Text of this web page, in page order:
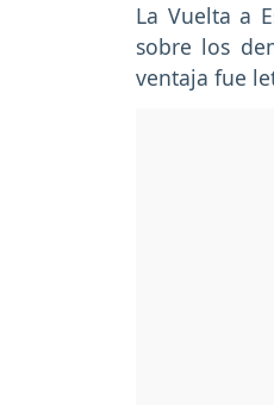
La Vuelta a
sobre los
ventaja fue